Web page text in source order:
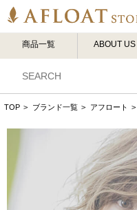
商品一覧 ABOUT US
TOP > ブランド一覧 > アフロート >